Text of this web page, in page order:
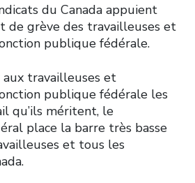
du Canada appuient
de grève des travailleuses et
publique fédérale.
aux travailleuses et
publique fédérale les
qu’ils méritent, le
place la barre très basse
et tous les